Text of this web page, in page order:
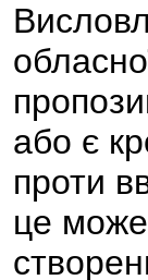
або є
проти
це може